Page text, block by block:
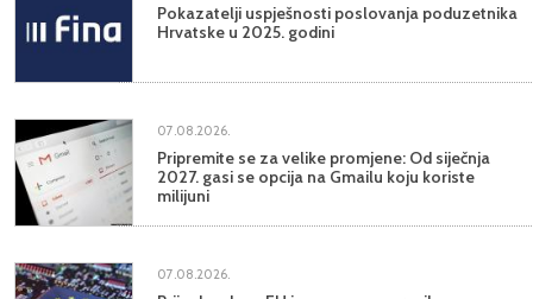
Pokazatelji uspješnosti poslovanja poduzetnika
Hrvatske u 2025. godini
07.08.2026.
Pripremite se za velike promjene: Od siječnja
2027. gasi se opcija na Gmailu koju koriste
milijuni
07.08.2026.